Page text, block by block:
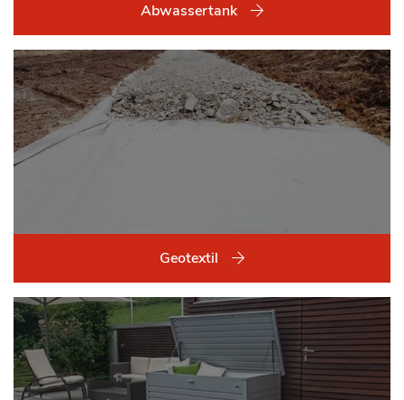
Abwassertank
Geotextil